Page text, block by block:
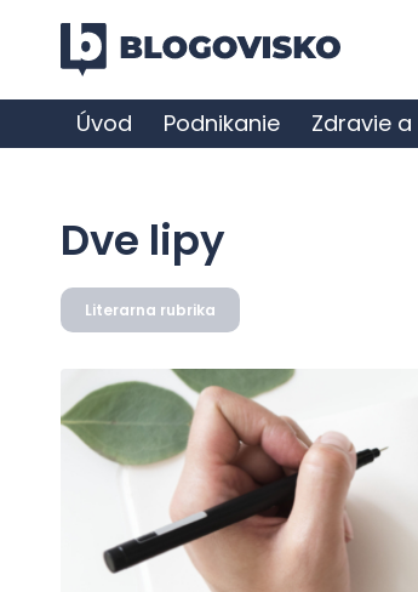
Úvod Podnikanie Zdravie
Dve lipy
Literarna rubrika